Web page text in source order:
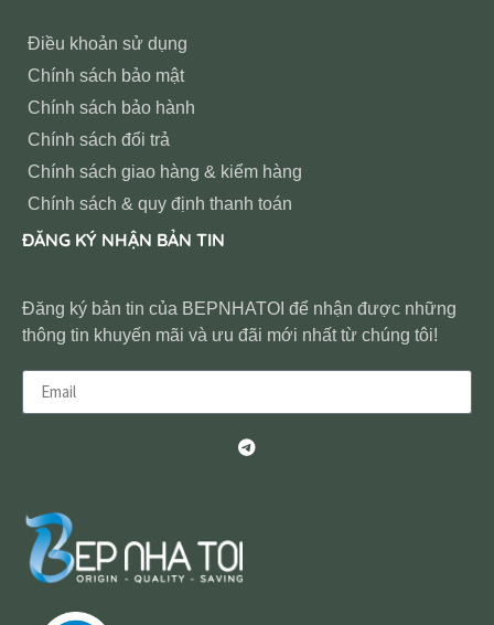
Điều khoản sử dụng
Chính sách bảo mật
Chính sách bảo hành
Chính sách đổi trả
Chính sách giao hàng & kiểm hàng
Chính sách & quy định thanh toán
ĐĂNG KÝ NHẬN BẢN TIN
Đăng ký bản tin của BEPNHATOI để nhận được những
thông tin khuyến mãi và ưu đãi mới nhất từ chúng tôi!